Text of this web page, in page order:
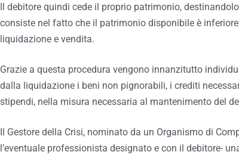
Il debitore quindi cede il proprio patrimonio,
consiste nel fatto che il patrimonio disponibile è
liquidazione e vendita.
Grazie a questa procedura vengono innanzitutto
dalla liquidazione i beni non pignorabili, i crediti
stipendi, nella misura necessaria al mantenimento del
Il Gestore della Crisi, nominato da un Organismo di
l’eventuale professionista designato e con il debitore-